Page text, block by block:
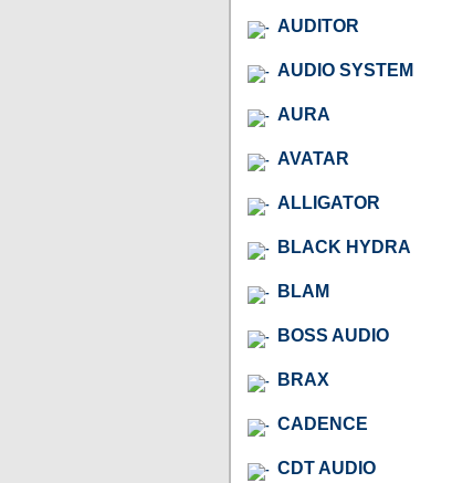
AUDITOR
AUDIO SYSTEM
AURA
AVATAR
ALLIGATOR
BLACK HYDRA
BLAM
BOSS AUDIO
BRAX
CADENCE
CDT AUDIO